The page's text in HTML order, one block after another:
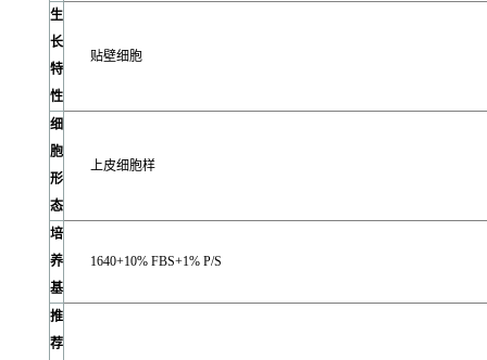
生
长
特
性
贴壁细胞
细
胞
形
态
上皮细胞样
培
养
基
1640+10% FBS+1% P/S
推
荐